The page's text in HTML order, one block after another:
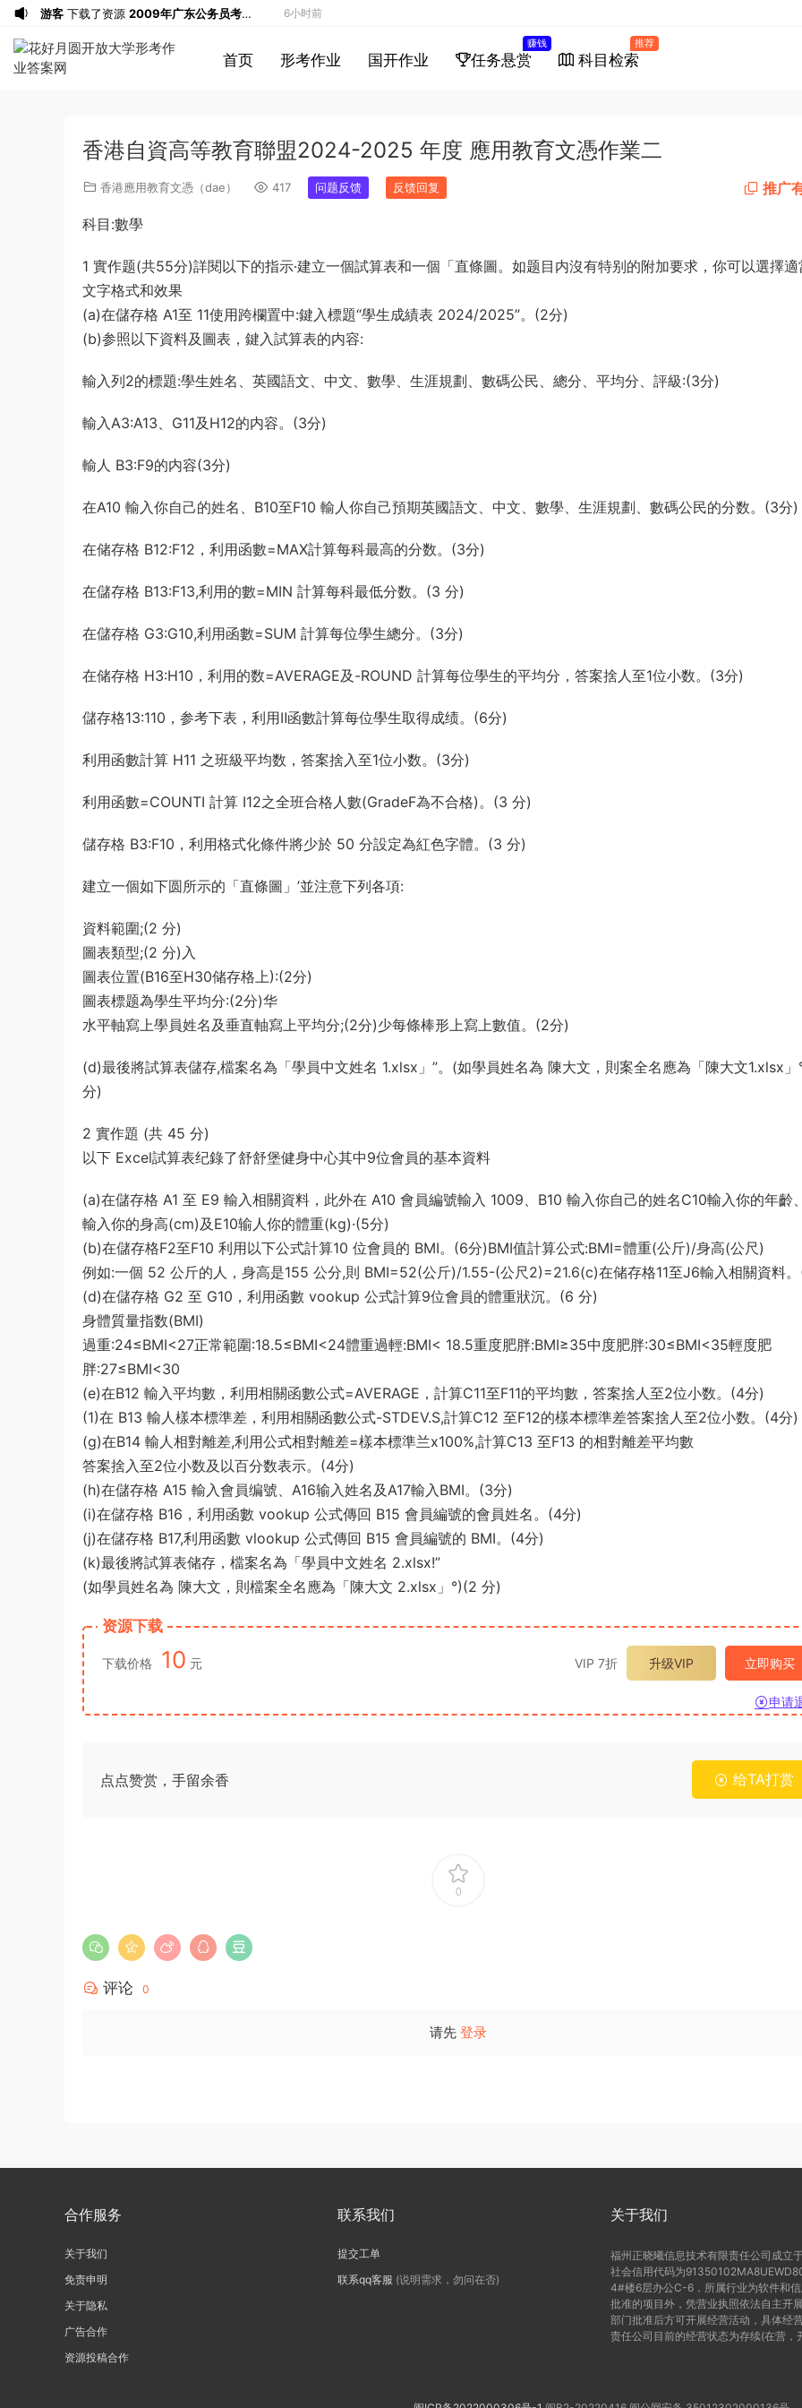
首页 形考作业 国开作业 任务悬赏
赚钱
科目检索
推荐
香港自資高等教育聯盟2024-2025 年度 應用教育文憑作業二
香港應用教育文憑（dae） 417 问题反馈 反馈回复
推广
科目:數學
1 實作题(共55分)詳閱以下的指示·建立一個試算表和一個「直條圖。如题目内沒有特别的附加要求，你可以選擇適
文字格式和效果
(a)在儲存格 A1至 11使用跨欄置中:鍵入標題“學生成績表 2024/2025”。(2分)
(b)参照以下資料及圖表，鍵入試算表的内容:
輸入列2的標題:學生姓名、英國語文、中文、數學、生涯規劃、數碼公民、總分、平均分、評級:(3分)
輸入A3:A13、G11及H12的内容。(3分)
輸人 B3:F9的内容(3分)
在A10 輸入你自己的姓名、B10至F10 輸人你自己預期英國語文、中文、數學、生涯規劃、數碼公民的分数。(3分)
在储存格 B12:F12，利用函數=MAX計算每科最高的分数。(3分)
在儲存格 B13:F13,利用的數=MIN 計算每科最低分数。(3 分)
在儲存格 G3:G10,利用函數=SUM 計算每位學生總分。(3分)
在储存格 H3:H10，利用的数=AVERAGE及-ROUND 計算每位學生的平均分，答案捨人至1位小数。(3分)
儲存格13:110，参考下表，利用Ⅱ函數計算每位學生取得成绩。(6分)
利用函數計算 H11 之班級平均数，答案捨入至1位小数。(3分)
利用函數=COUNTI 計算 I12之全班合格人數(GradeF為不合格)。(3 分)
儲存格 B3:F10，利用格式化條件將少於 50 分設定為紅色字體。(3 分)
建立一個如下圆所示的「直條圖」’並注意下列各項:
資料範圍;(2 分)
圖表類型;(2 分)入
圖表位置(B16至H30储存格上):(2分)
圖表標题為學生平均分:(2分)华
水平軸寫上學員姓名及垂直軸寫上平均分;(2分)少每條棒形上寫上數值。(2分)
(d)最後將試算表儲存,檔案名為「學員中文姓名 1.xlsx」”。(如學員姓名為 陳大文，則案全名應為「陳大文1.xlsx
分)
2 實作題 (共 45 分)
以下 Excel試算表纪錄了舒舒堡健身中心其中9位會員的基本資料
(a)在儲存格 A1 至 E9 輸入相關資料，此外在 A10 會員編號輸入 1009、B10 輸入你自己的姓名C10輸入你的年齡
輸入你的身高(cm)及E10输人你的體重(kg)·(5分)
(b)在儲存格F2至F10 利用以下公式計算10 位會員的 BMI。(6分)BMI值計算公式:BMI=體重(公斤)/身高(公尺)
例如:一個 52 公斤的人，身高是155 公分,則 BMI=52(公斤)/1.55-(公尺2)=21.6(c)在储存格11至J6輸入相關資料
(d)在儲存格 G2 至 G10，利用函數 vookup 公式計算9位會員的體重狀沉。(6 分)
身體質量指数(BMI)
過重:24≤BMI<27正常範圍:18.5≤BMI<24體重過輕:BMI< 18.5重度肥胖:BMI≥35中度肥胖:30≤BMI<35輕度肥
胖:27≤BMI<30
(e)在B12 輸入平均數，利用相關函數公式=AVERAGE，計算C11至F11的平均數，答案捨人至2位小数。(4分)
(1)在 B13 輸人樣本標準差，利用相關函數公式-STDEV.S,計算C12 至F12的樣本標準差答案捨人至2位小数。(4分)
(g)在B14 輸人相對離差,利用公式相對離差=樣本標準兰x100%,計算C13 至F13 的相對離差平均數
答案捨入至2位小数及以百分数表示。(4分)
(h)在儲存格 A15 輸入會員编號、A16输入姓名及A17輸入BMI。(3分)
(i)在儲存格 B16，利用函數 vookup 公式傳回 B15 會員編號的會員姓名。(4分)
(j)在儲存格 B17,利用函數 vlookup 公式傳回 B15 會員編號的 BMI。(4分)
(k)最後將試算表储存，檔案名為「學員中文姓名 2.xlsx!”
(如學員姓名為 陳大文，則檔案全名應為「陳大文 2.xlsx」°)(2 分)
资源下载
下载价格 10 元 VIP 7折 升级VIP 立即购买
申请
点点赞赏，手留余香 给TA打赏
0
评论 0
请先 登录
合作服务
关于我们
免责申明
关于隐私
广告合作
资源投稿合作
联系我们
提交工单
联系qq客服 (说明需求，勿问在否)
关于我们
福州正晓曦信息技术有限责任公司成
社会信用代码为
4#楼6层办公C-6，所属行业为软件和
批准的项目外，凭营业执照依法自主开
部门批准后方可开展经营活动，具体经
责任公司目前的经营状态为存续(在营，
游客 下载了资源 2009年广东公务员考试
《行测》真题答案及解析
6小时前
游客下载了资源2004年广东公务员考试
《行测》真题(下半年）答案及解析
游客下载了资源
2019年420联考《行
7小时前
试《申论》及参考答案（公检法B）
u*******签到打卡，获得1元奖励 10小时前
11小时前
12小时前
下载了资源2009年黑龙江省申论
u******* 签到打卡，获得1元奖励
下载了资源2019年浙江公务员考试
《申论》真题（B卷）及参考答案
2分钟前
下载了资源2015年黑龙江公务员考
3小时前
考试《行测》真题参考答案及解析
下载了资源2020年0822贵州公务
员考试《行测》真题参考答案及解析
3小时前
下载了资源坐立不安的僵尸钥匙扣
4小时前